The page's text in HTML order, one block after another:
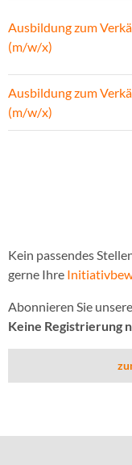
Ausbildung zum
(m/w/x)
Ausbildung zum
(m/w/x)
Kein passendes
gerne Ihre
Abonnieren Sie
Keine Registrierung